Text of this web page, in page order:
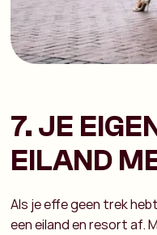
7. JE
EILAND
Als je effe geen trek
een eiland en resort af.